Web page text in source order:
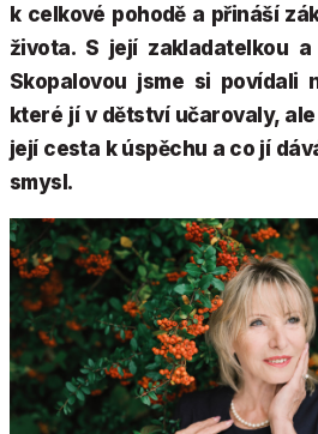
k celkové pohodě a přináší
života. S její zakladatelkou
Skopalovou jsme si povídali
které jí v dětství učarovaly,
její cesta k úspěchu a co jí
smysl.